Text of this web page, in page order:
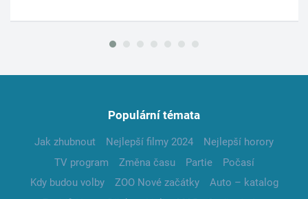
Populární témata
Jak zhubnout Nejlepší filmy 2024
Nejlepší horory
TV program
Změna času Partie
Počasí
Kdy budou volby
ZOO Nové začátky
Auto – katalog